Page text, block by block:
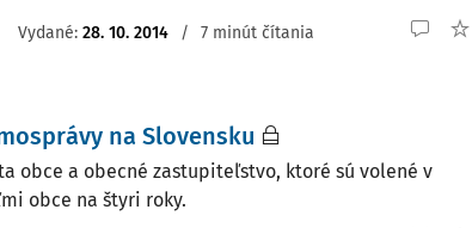
Vydané: 28. 10. 2014 / 7 minút čítania
na Slovensku
obce a obecné zastupiteľstvo, ktoré sú volené v
obce na štyri roky.